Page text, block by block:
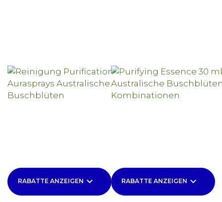
RABATTE ANZEIGEN keyboard_arrow_down RABATTE ANZEIGEN keyboard_arrow_down